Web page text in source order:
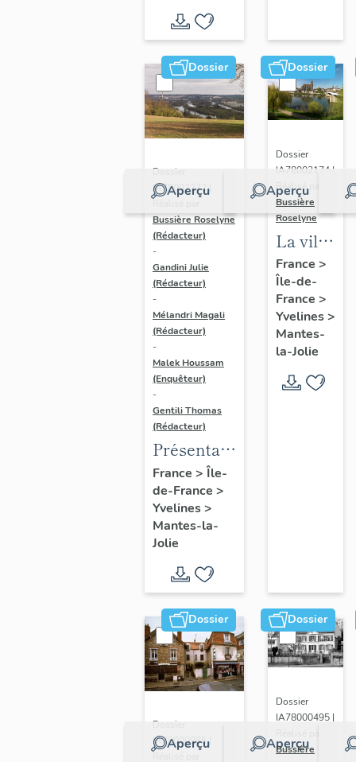
Dossier
Aperçu
Dossier
IA78002272 |
Bussière Roselyne
(Rédacteur)
-
Gandini Julie
(Rédacteur)
-
Mélandri Magali
(Rédacteur)
-
Malek Houssam
(Enquêteur)
-
Gentili Thomas
(Rédacteur)
Présentation
de l'étude
France > Île-
de-France >
Yvelines>
Mantes-la-
Jolie
Dossier
Aperçu
Dossier
IA78002174 |
Réalisé par
Bussière
Roselyne
La ville
de
Mantes-
la-Jolie
France >
Île-de-
France >
Yvelines>
Mantes-
la-Jolie
Dossier
Aperçu
Dossier
IA78000985 |
Dossier
Aperçu
Dossier
IA78000495 |
Bussière